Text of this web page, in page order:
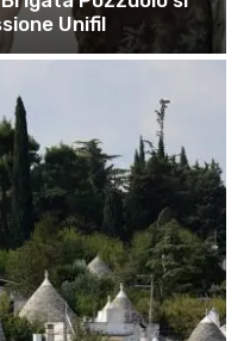
Unifil